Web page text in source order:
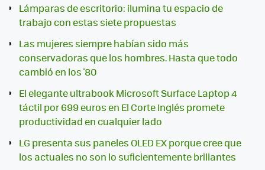
Lámparas de escritorio: ilumina tu espacio de
trabajo con estas siete propuestas
Las mujeres siempre habían sido más
conservadoras que los hombres. Hasta que todo
cambió en los '80
El elegante ultrabook Microsoft Surface Laptop 4
táctil por 699 euros en El Corte Inglés promete
productividad en cualquier lado
LG presenta sus paneles OLED EX porque cree que
los actuales no son lo suficientemente brillantes